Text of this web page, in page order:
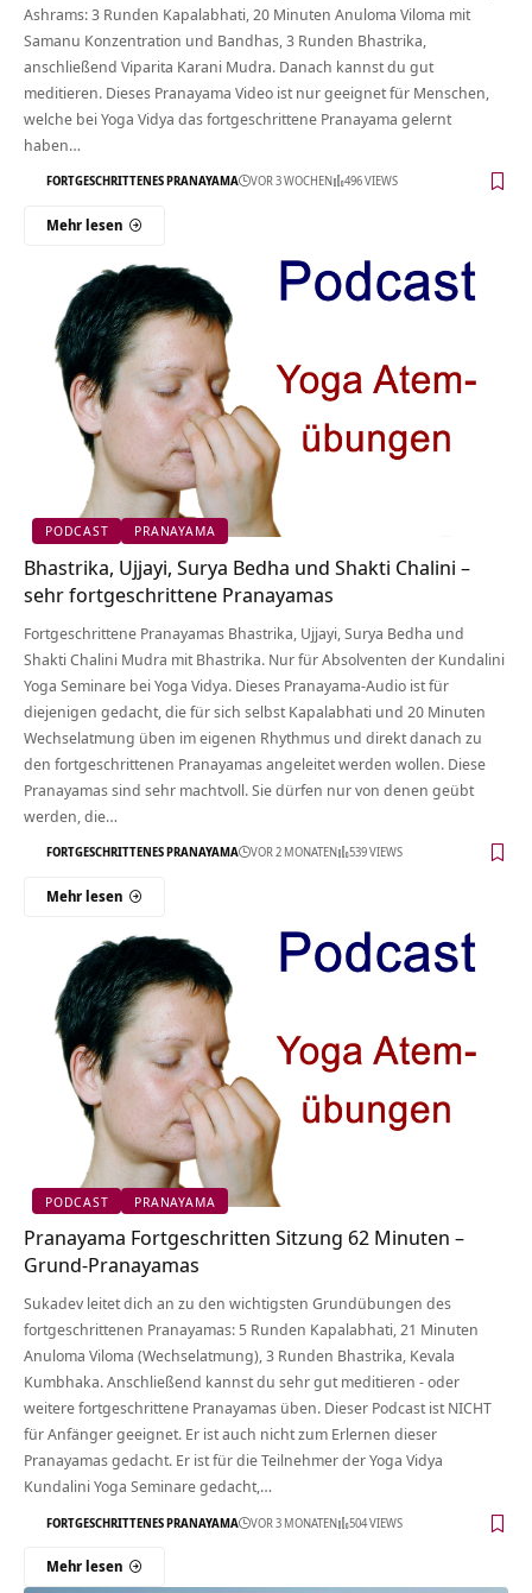
Ashrams: 3 Runden Kapalabhati, 20 Minuten Anuloma Viloma mit
Samanu Konzentration und Bandhas, 3 Runden Bhastrika,
anschließend Viparita Karani Mudra. Danach kannst du gut
meditieren. Dieses Pranayama Video ist nur geeignet für Menschen,
welche bei Yoga Vidya das fortgeschrittene Pranayama gelernt
haben…
FORTGESCHRITTENES PRANAYAMA VOR 3 WOCHEN 496 VIEWS
Mehr lesen
PODCAST PRANAYAMA
Bhastrika, Ujjayi, Surya Bedha und Shakti Chalini –
sehr fortgeschrittene Pranayamas
Fortgeschrittene Pranayamas Bhastrika, Ujjayi, Surya Bedha und
Shakti Chalini Mudra mit Bhastrika. Nur für Absolventen der Kundalini
Yoga Seminare bei Yoga Vidya. Dieses Pranayama-Audio ist für
diejenigen gedacht, die für sich selbst Kapalabhati und 20 Minuten
Wechselatmung üben im eigenen Rhythmus und direkt danach zu
den fortgeschrittenen Pranayamas angeleitet werden wollen. Diese
Pranayamas sind sehr machtvoll. Sie dürfen nur von denen geübt
werden, die…
FORTGESCHRITTENES PRANAYAMA VOR 2 MONATEN 539 VIEWS
Mehr lesen
PODCAST PRANAYAMA
Pranayama Fortgeschritten Sitzung 62 Minuten –
Grund-Pranayamas
Sukadev leitet dich an zu den wichtigsten Grundübungen des
fortgeschrittenen Pranayamas: 5 Runden Kapalabhati, 21 Minuten
Anuloma Viloma (Wechselatmung), 3 Runden Bhastrika, Kevala
Kumbhaka. Anschließend kannst du sehr gut meditieren - oder
weitere fortgeschrittene Pranayamas üben. Dieser Podcast ist NICHT
für Anfänger geeignet. Er ist auch nicht zum Erlernen dieser
Pranayamas gedacht. Er ist für die Teilnehmer der Yoga Vidya
Kundalini Yoga Seminare gedacht,…
FORTGESCHRITTENES PRANAYAMA VOR 3 MONATEN 504 VIEWS
Mehr lesen